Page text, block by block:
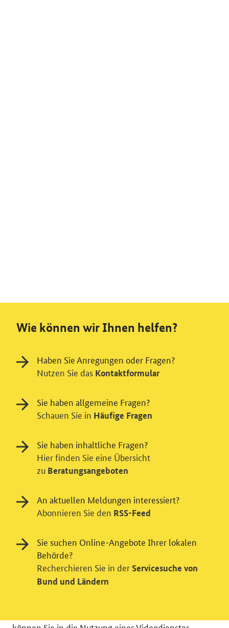
Videodienst
Wir bitten Sie an dieser Stelle um Ihre Einwilligung für
verschiedene Zusatzdienste unserer Webseite: Wir
Wie können wir Ihnen helfen?
Haben Sie Anregungen oder Fragen?
Nutzen Sie das Kontaktformular
Sie haben allgemeine Fragen?
Schauen Sie in Häufige Fragen
Sie haben inhaltliche Fragen?
Hier finden Sie eine Übersicht
zu Beratungsangeboten
An aktuellen Meldungen interessiert?
Abonnieren Sie den RSS-Feed
Sie suchen Online-Angebote Ihrer lokalen
Behörde?
Recherchieren Sie in der Servicesuche von
Bund und Ländern